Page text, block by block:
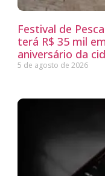
Festival de
terá R$ 35 mil
aniversário da
5 de agosto de 2026